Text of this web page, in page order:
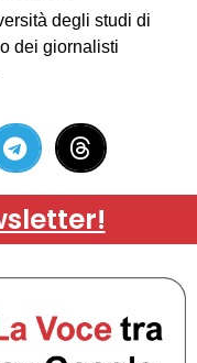
degli studi di
dei giornalisti